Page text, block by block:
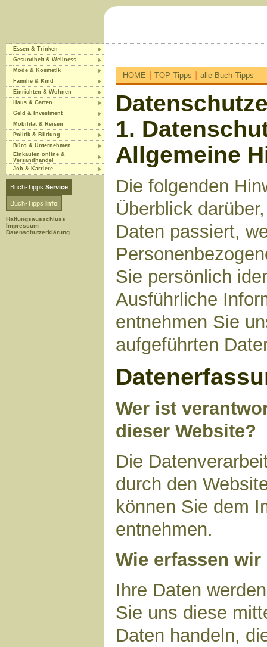
Essen & Trinken
Gesundheit & Wellness
Mode & Kosmetik
Familie & Kind
Einrichten & Wohnen
Haus & Garten
Geld & Investment
Mobilität & Reisen
Politik & Bildung
Büro & Unternehmen
Einkaufen online &
Versandhandel
Job & Karriere
Buch-Tipps Service
Buch-Tipps Info
Haftungsausschluss
Impressum
Datenschutzerklärung
HOME | TOP-Tipps | alle Buch-Tipps
1.
Allgemeine
Die folgenden
Überblick
Daten passiert,
Sie persönlich
Ausführliche
entnehmen Sie
aufgeführten
Wer ist
dieser Website?
Die
durch den
können Sie dem
entnehmen.
Wie erfassen wir
Ihre Daten
Sie uns diese
Daten handeln,